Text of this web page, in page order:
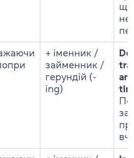
не
+ іменник /
займенник /
герундій (-
ing)